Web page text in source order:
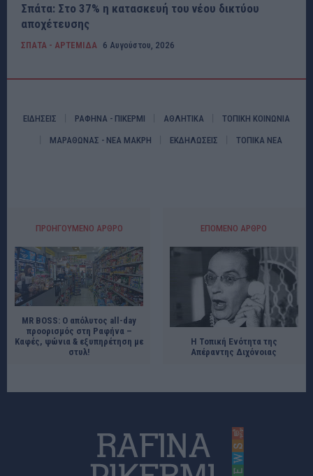
Σπάτα: Στο 37% η κατασκευή του νέου δικτύου
αποχέτευσης
ΣΠΑΤΑ - ΑΡΤΕΜΙΔΑ 6 Αυγούστου, 2026
ΕΙΔΗΣΕΙΣ ΡΑΦΗΝΑ - ΠΙΚΕΡΜΙ ΑΘΛΗΤΙΚΑ ΤΟΠΙΚΗ ΚΟΙΝΩΝΙΑ
ΜΑΡΑΘΩΝΑΣ - ΝΕΑ ΜΑΚΡΗ ΕΚΔΗΛΩΣΕΙΣ ΤΟΠΙΚΑ ΝΕΑ
ΠΡΟΗΓΟΎΜΕΝΟ ΆΡΘΡΟ
MR BOSS: Ο απόλυτος all-day
προορισμός στη Ραφήνα –
Καφές, ψώνια & εξυπηρέτηση με
στυλ!
ΕΠΌΜΕΝΟ ΆΡΘΡΟ
Η Τοπική Ενότητα της
Απέραντης Διχόνοιας